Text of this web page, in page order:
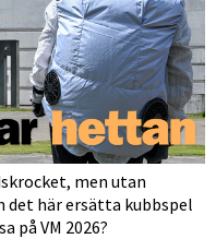
men utan
det här ersätta kubbspel
på VM 2026?